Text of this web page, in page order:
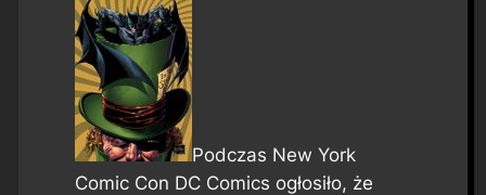
Podczas New York
Comic Con DC Comics ogłosiło, że